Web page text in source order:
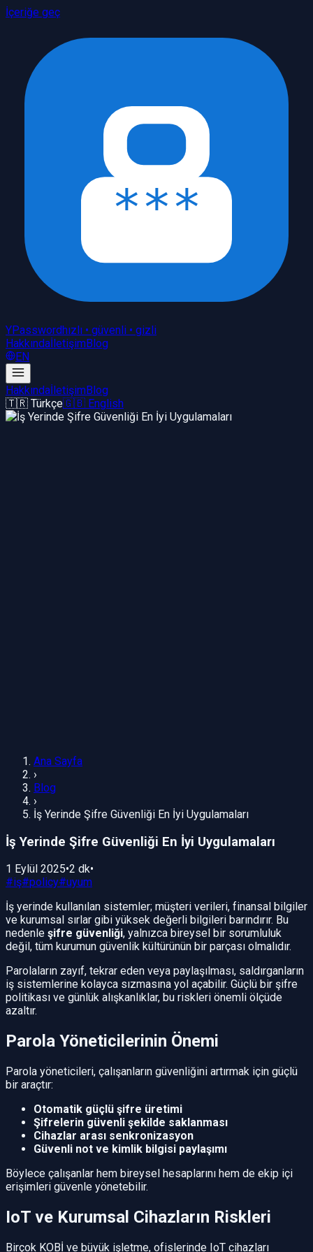
İçeriğe geç
YPasswordhızlı • güvenli • gizli
HakkındaİletişimBlog
EN
HakkındaİletişimBlog
🇹🇷 Türkçe🇬🇧 English
Ana Sayfa
›
Blog
›
İş Yerinde Şifre Güvenliği En İyi Uygulamaları
İş Yerinde Şifre Güvenliği En İyi Uygulamaları
1 Eylül 2025•2 dk•
#iş#policy#uyum
İş yerinde kullanılan sistemler; müşteri verileri, finansal bilgiler
ve kurumsal sırlar gibi yüksek değerli bilgileri barındırır. Bu
nedenle şifre güvenliği, yalnızca bireysel bir sorumluluk
değil, tüm kurumun güvenlik kültürünün bir parçası olmalıdır.
Parolaların zayıf, tekrar eden veya paylaşılması, saldırganların
iş sistemlerine kolayca sızmasına yol açabilir. Güçlü bir şifre
politikası ve günlük alışkanlıklar, bu riskleri önemli ölçüde
azaltır.
Parola Yöneticilerinin Önemi
Parola yöneticileri, çalışanların güvenliğini artırmak için güçlü
bir araçtır:
Otomatik güçlü şifre üretimi
Şifrelerin güvenli şekilde saklanması
Cihazlar arası senkronizasyon
Güvenli not ve kimlik bilgisi paylaşımı
Böylece çalışanlar hem bireysel hesaplarını hem de ekip içi
erişimleri güvenle yönetebilir.
IoT ve Kurumsal Cihazların Riskleri
Birçok KOBİ ve büyük işletme, ofislerinde IoT cihazları